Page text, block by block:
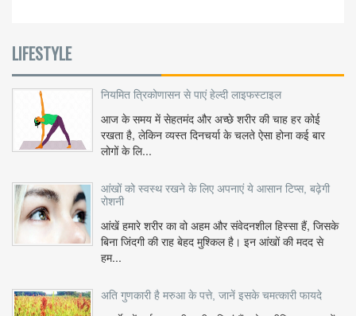
LIFESTYLE
नियमित त्रिकोणासन से पाएं हेल्दी लाइफस्टाइल
आज के समय में सेहतमंद और अच्छे शरीर की चाह हर कोई
रखता है, लेकिन व्यस्त दिनचर्या के चलते ऐसा होना कई बार
लोगों के लि...
आंखों को स्वस्थ रखने के लिए अपनाएं ये आसान टिप्स, बढ़ेगी
रोशनी
आंखें हमारे शरीर का वो अहम और संवेदनशील हिस्सा हैं, जिसके
बिना जिंदगी की राह बेहद मुश्किल है। इन आंखों की मदद से
हम...
अति गुणकारी है मरुआ के पत्ते, जानें इसके चमत्कारी फायदे